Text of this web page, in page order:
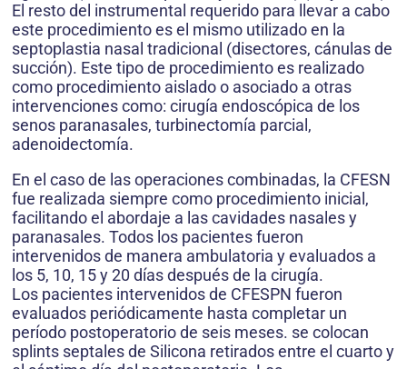
El resto del instrumental requerido para llevar a cabo
este procedimiento es el mismo utilizado en la
septoplastia nasal tradicional (disectores, cánulas de
succión). Este tipo de procedimiento es realizado
como procedimiento aislado o asociado a otras
intervenciones como: cirugía endoscópica de los
senos paranasales, turbinectomía parcial,
adenoidectomía.
En el caso de las operaciones combinadas, la CFESN
fue realizada siempre como procedimiento inicial,
facilitando el abordaje a las cavidades nasales y
paranasales. Todos los pacientes fueron
intervenidos de manera ambulatoria y evaluados a
los 5, 10, 15 y 20 días después de la cirugía.
Los pacientes intervenidos de CFESPN fueron
evaluados periódicamente hasta completar un
período postoperatorio de seis meses. se colocan
splints septales de Silicona retirados entre el cuarto y